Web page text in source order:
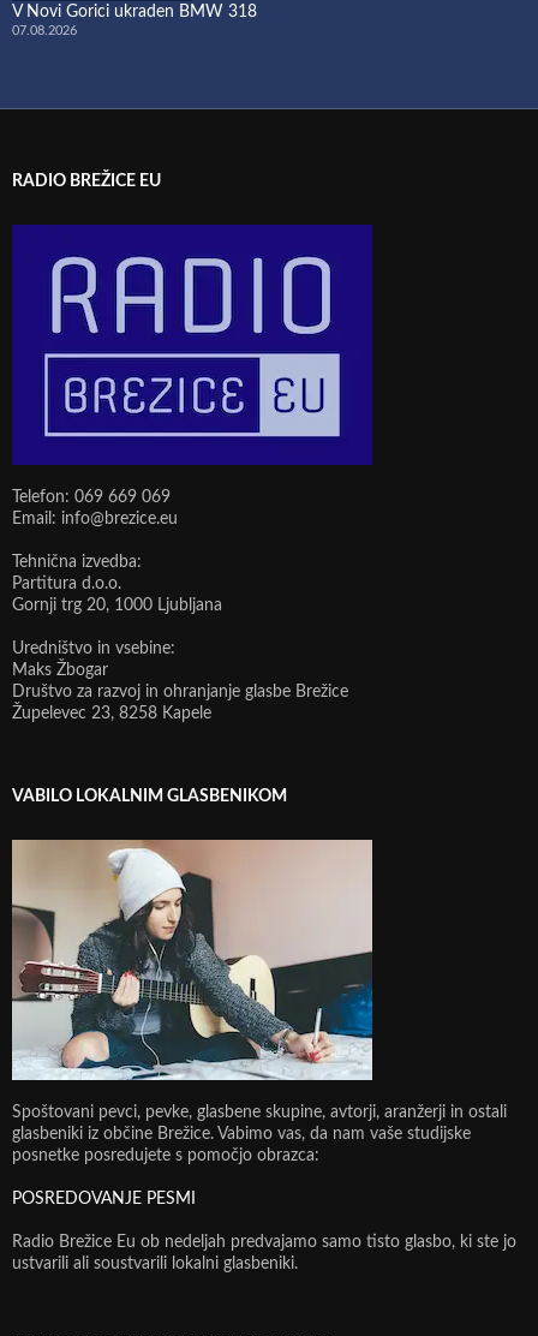
V Novi Gorici ukraden BMW 318
07.08.2026
RADIO BREŽICE EU
Telefon: 069 669 069
Email: info@brezice.eu
Tehnična izvedba:
Partitura d.o.o.
Gornji trg 20, 1000 Ljubljana
Uredništvo in vsebine:
Maks Žbogar
Društvo za razvoj in ohranjanje glasbe Brežice
Župelevec 23, 8258 Kapele
VABILO LOKALNIM GLASBENIKOM
Spoštovani pevci, pevke, glasbene skupine, avtorji, aranžerji in ostali
glasbeniki iz občine Brežice. Vabimo vas, da nam vaše studijske
posnetke posredujete s pomočjo obrazca:
POSREDOVANJE PESMI
Radio Brežice Eu ob nedeljah predvajamo samo tisto glasbo, ki ste jo
ustvarili ali soustvarili lokalni glasbeniki.